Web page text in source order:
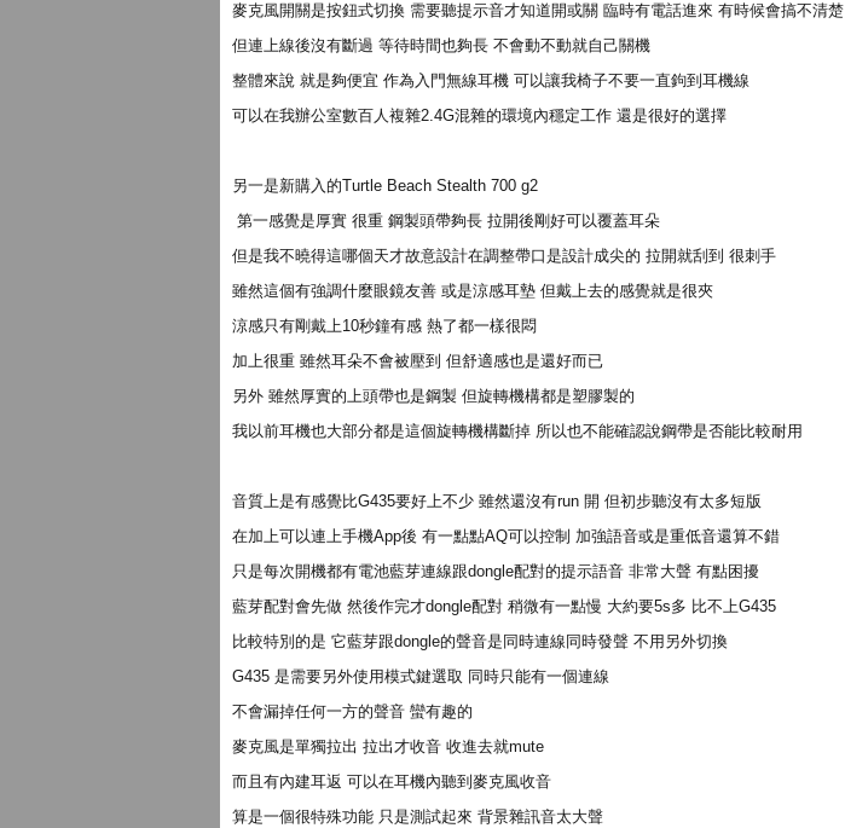
麥克風開關是按鈕式切換 需要聽提示音才知道開或關 臨時有電話進來 有時候會搞不清楚
但連上線後沒有斷過 等待時間也夠長 不會動不動就自己關機
整體來說 就是夠便宜 作為入門無線耳機 可以讓我椅子不要一直鉤到耳機線
可以在我辦公室數百人複雜2.4G混雜的環境內穩定工作 還是很好的選擇
另一是新購入的Turtle Beach Stealth 700 g2
第一感覺是厚實 很重 鋼製頭帶夠長 拉開後剛好可以覆蓋耳朵
但是我不曉得這哪個天才故意設計在調整帶口是設計成尖的 拉開就刮到 很刺手
雖然這個有強調什麼眼鏡友善 或是涼感耳墊 但戴上去的感覺就是很夾
涼感只有剛戴上10秒鐘有感 熱了都一樣很悶
加上很重 雖然耳朵不會被壓到 但舒適感也是還好而已
另外 雖然厚實的上頭帶也是鋼製 但旋轉機構都是塑膠製的
我以前耳機也大部分都是這個旋轉機構斷掉 所以也不能確認說鋼帶是否能比較耐用
音質上是有感覺比G435要好上不少 雖然還沒有run 開 但初步聽沒有太多短版
在加上可以連上手機App後 有一點點AQ可以控制 加強語音或是重低音還算不錯
只是每次開機都有電池藍芽連線跟dongle配對的提示語音 非常大聲 有點困擾
藍芽配對會先做 然後作完才dongle配對 稍微有一點慢 大約要5s多 比不上G435
比較特別的是 它藍芽跟dongle的聲音是同時連線同時發聲 不用另外切換
G435 是需要另外使用模式鍵選取 同時只能有一個連線
不會漏掉任何一方的聲音 蠻有趣的
麥克風是單獨拉出 拉出才收音 收進去就mute
而且有內建耳返 可以在耳機內聽到麥克風收音
算是一個很特殊功能 只是測試起來 背景雜訊音太大聲